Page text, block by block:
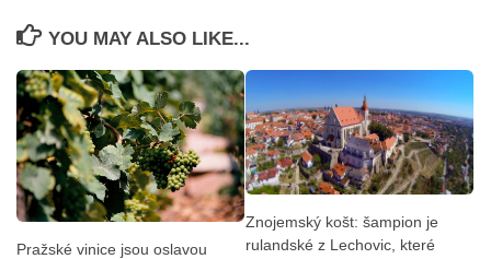
YOU MAY ALSO LIKE...
Pražské vinice jsou oslavou
Znojemský košt: šampion je
rulandské z Lechovic, které